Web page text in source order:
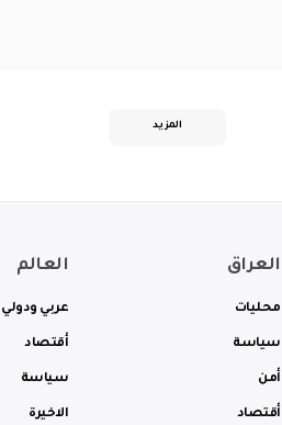
المزيد
العراق
محليات
سياسة
أمن
أقتصاد
العالم
عربي ودولي
أقتصاد
سياسة
الاخيرة